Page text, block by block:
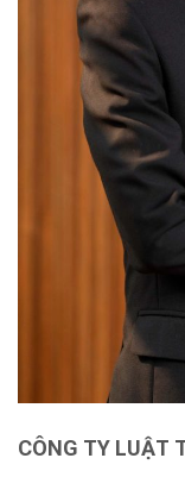
CÔNG TY LUẬT